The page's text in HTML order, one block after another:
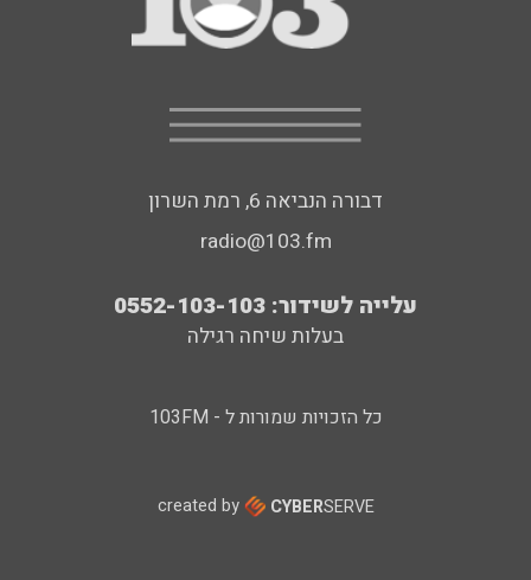
דבורה הנביאה 6, רמת השרון
radio@103.fm
עלייה לשידור: 0552-103-103
בעלות שיחה רגילה
כל הזכויות שמורות ל - 103FM
created by CYBERSERVE